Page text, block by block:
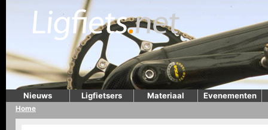
Nieuws Ligfietsers Materiaal Evenementen
Home